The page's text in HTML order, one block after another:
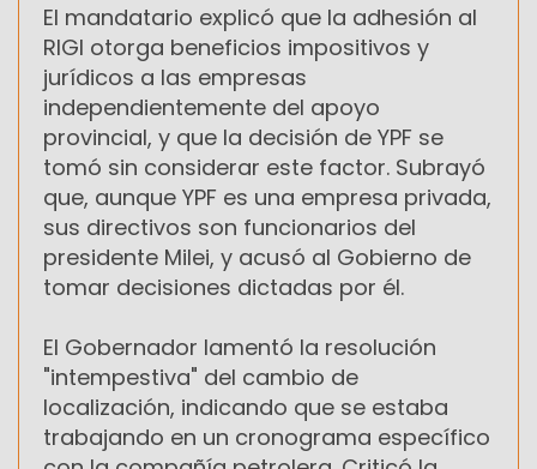
El mandatario explicó que la adhesión al
RIGI otorga beneficios impositivos y
jurídicos a las empresas
independientemente del apoyo
provincial, y que la decisión de YPF se
tomó sin considerar este factor. Subrayó
que, aunque YPF es una empresa privada,
sus directivos son funcionarios del
presidente Milei, y acusó al Gobierno de
tomar decisiones dictadas por él.
El Gobernador lamentó la resolución
"intempestiva" del cambio de
localización, indicando que se estaba
trabajando en un cronograma específico